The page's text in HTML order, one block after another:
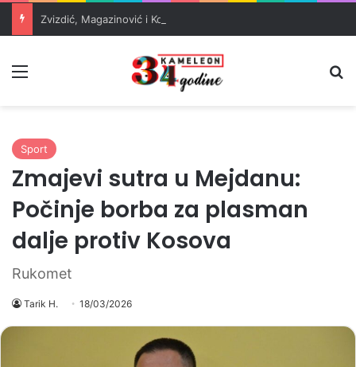
Sport
Zmajevi sutra u Mejdanu:
Počinje borba za plasman
dalje protiv Kosova
Rukomet
Tarik H. 18/03/2026